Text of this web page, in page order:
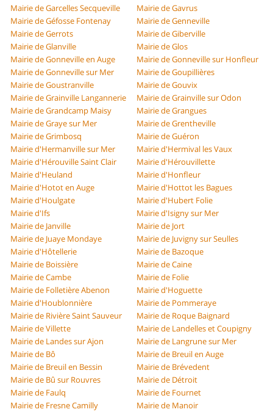
Mairie de Garcelles Secqueville
Mairie de Gavrus
Mairie de Géfosse Fontenay
Mairie de Genneville
Mairie de Gerrots
Mairie de Giberville
Mairie de Glanville
Mairie de Glos
Mairie de Gonneville en Auge
Mairie de Gonneville sur Honfleur
Mairie de Gonneville sur Mer
Mairie de Goupillières
Mairie de Goustranville
Mairie de Gouvix
Mairie de Grainville Langannerie
Mairie de Grainville sur Odon
Mairie de Grandcamp Maisy
Mairie de Grangues
Mairie de Graye sur Mer
Mairie de Grentheville
Mairie de Grimbosq
Mairie de Guéron
Mairie d'Hermanville sur Mer
Mairie d'Hermival les Vaux
Mairie d'Hérouville Saint Clair
Mairie d'Hérouvillette
Mairie d'Heuland
Mairie d'Honfleur
Mairie d'Hotot en Auge
Mairie d'Hottot les Bagues
Mairie d'Houlgate
Mairie d'Hubert Folie
Mairie d'Ifs
Mairie d'Isigny sur Mer
Mairie de Janville
Mairie de Jort
Mairie de Juaye Mondaye
Mairie de Juvigny sur Seulles
Mairie d'Hôtellerie
Mairie de Bazoque
Mairie de Boissière
Mairie de Caine
Mairie de Cambe
Mairie de Folie
Mairie de Folletière Abenon
Mairie d'Hoguette
Mairie d'Houblonnière
Mairie de Pommeraye
Mairie de Rivière Saint Sauveur
Mairie de Roque Baignard
Mairie de Villette
Mairie de Landelles et Coupigny
Mairie de Landes sur Ajon
Mairie de Langrune sur Mer
Mairie de Bô
Mairie de Breuil en Auge
Mairie de Breuil en Bessin
Mairie de Brévedent
Mairie de Bû sur Rouvres
Mairie de Détroit
Mairie de Faulq
Mairie de Fournet
Mairie de Fresne Camilly
Mairie de Manoir